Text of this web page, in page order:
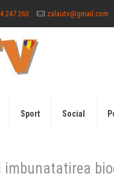
247 263 zalautv@gmail.com
Sport Social
imbunatatirea